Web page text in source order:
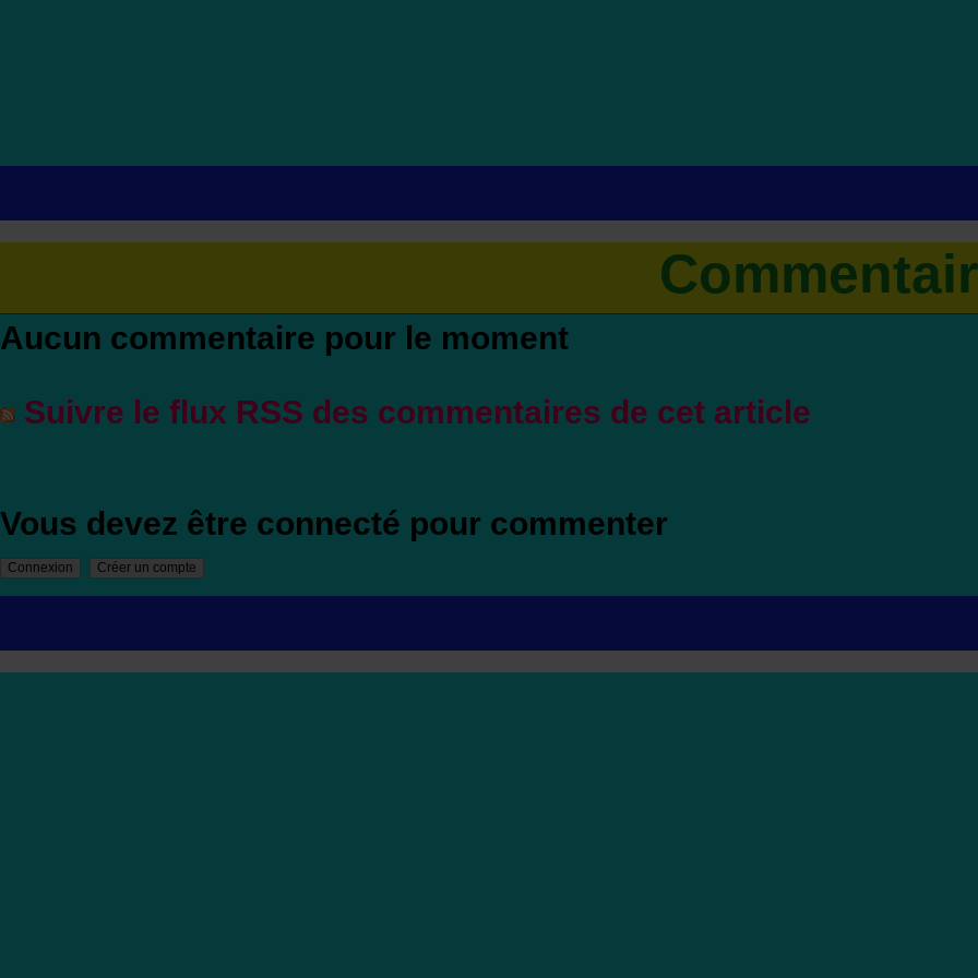
Aucun commentaire pour le moment
Suivre le flux RSS des commentaires de cet article
Vous devez être connecté pour commenter